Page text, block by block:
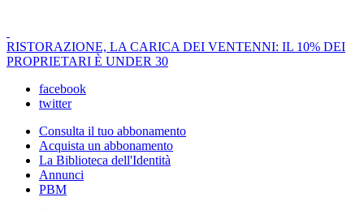
RISTORAZIONE, LA CARICA DEI VENTENNI: IL 10% DEI
PROPRIETARI È UNDER 30
facebook
twitter
Consulta il tuo abbonamento
Acquista un abbonamento
La Biblioteca dell'Identità
Annunci
PBM